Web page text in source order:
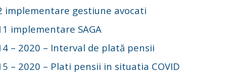
implementare gestiune avocati
implementare SAGA
– 2020 – Interval de plată pensii
– 2020 – Plati pensii in situatia COVID